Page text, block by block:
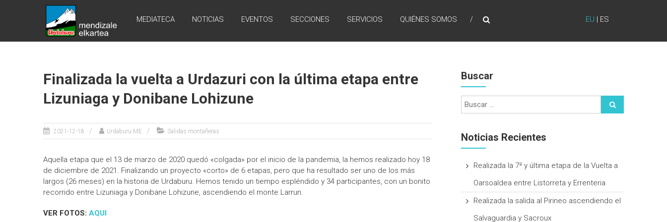
EU | ES
URDABURU
Grupo
MEDIATECA NOTICIAS EVENTOS SECCIONES SERVICIOS QUIÉNES SOMOS
Finalizada la vuelta a Urdazuri con la última etapa entre
Lizuniaga y Donibane Lohizune
2021-12-18 Urdaburu ME Salidas montañeras
Aquella etapa que el 13 de marzo de 2020 quedó «colgada» por el inicio de la pandemia, la hemos realizado hoy 18
de diciembre de 2021. Finalizando un proyecto «corto» de 6 etapas, pero que ha resultado ser uno de los más
largos (26 meses) en la historia de Urdaburu. Hemos tenido un tiempo espléndido y 34 participantes, con un bonito
recorrido entre Lizuniaga y Donibane Lohizune, ascendiendo el monte Larrun.
VER FOTOS: AQUI
Buscar
Noticias Recientes
Realizada la 7ª y última etapa de la Vuelta a
Oarsoaldea entre Listorreta y Errenteria
Realizada la salida al Pirineo ascendiendo el
Salvaguardia y Sacroux